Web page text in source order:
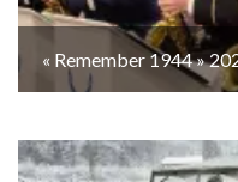
« Remember 1944 »